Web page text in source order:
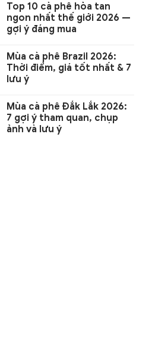
Top 10 cà phê hòa tan
ngon nhất thế giới 2026 —
gợi ý đáng mua
Mùa cà phê Brazil 2026:
Thời điểm, giá tốt nhất & 7
lưu ý
Mùa cà phê Đắk Lắk 2026:
7 gợi ý tham quan, chụp
ảnh và lưu ý